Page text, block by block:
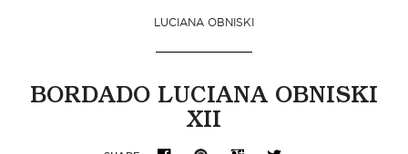
LUCIANA OBNISKI
BORDADO LUCIANA OBNISKI
XII